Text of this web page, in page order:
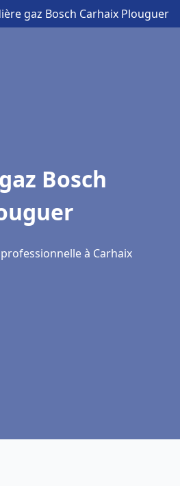
gaz Bosch Carhaix Plouguer
Bosch
à Carhaix